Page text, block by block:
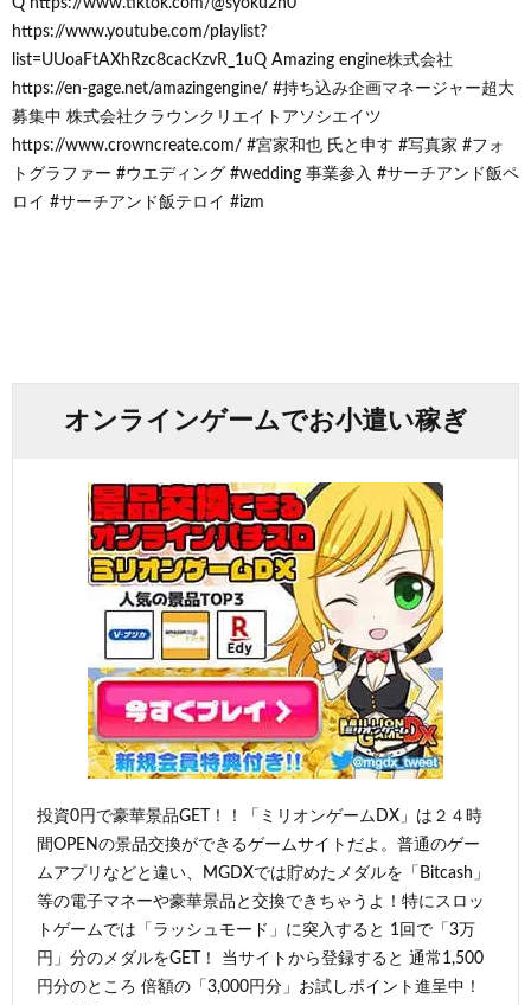
https://www.youtube.com/playlist?
list=UUoaFtAXhRzc8cacKzvR_1uQ Amazing engine株式会社
https://en-gage.net/amazingengine/ #持ち込み企画マネージャー超大
募集中 株式会社クラウンクリエイトアソシエイツ
https://www.crowncreate.com/ #宮家和也 氏と申す #写真家 #フォ
トグラファー #ウエディング #wedding 事業参入 #サーチアンド飯ペ
ロイ #サーチアンド飯テロイ #izm
オンラインゲームでお小遣い稼ぎ
投資0円で豪華景品GET！！「ミリオンゲームDX」は２４時
間OPENの景品交換ができるゲームサイトだよ。普通のゲー
ムアプリなどと違い、MGDXでは貯めたメダルを「Bitcash」
等の電子マネーや豪華景品と交換できちゃうよ！特にスロッ
トゲームでは「ラッシュモード」に突入すると 1回で「3万
円」分のメダルをGET！ 当サイトから登録すると 通常1,500
円分のところ 倍額の「3,000円分」お試しポイント進呈中！